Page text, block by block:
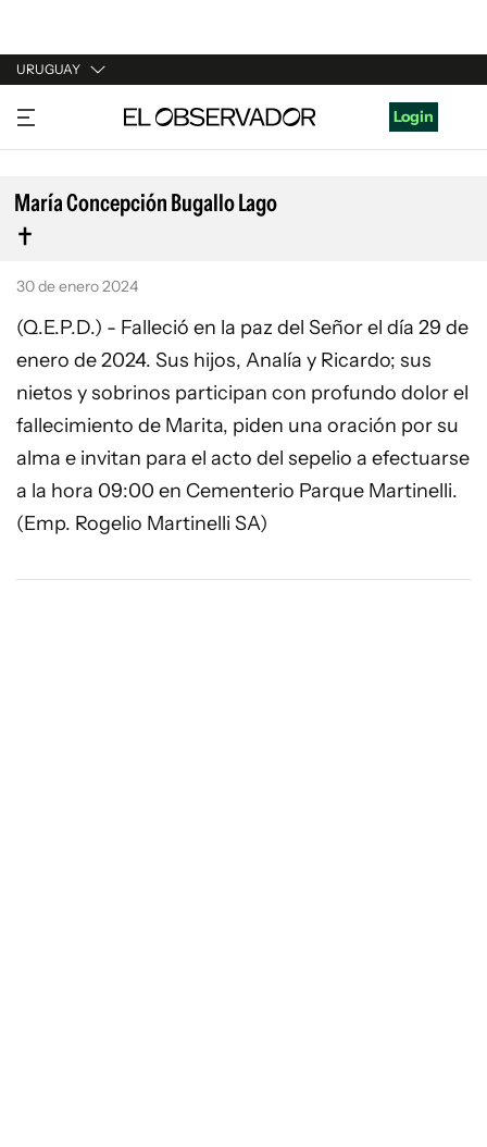
URUGUAY
URUGUAY
ARGENTINA
ESPAÑA
ESTADOS UNIDOS
Login
María Concepción Bugallo Lago
30 de enero 2024
(Q.E.P.D.) - Falleció en la paz del Señor el día 29 de
enero de 2024. Sus hijos, Analía y Ricardo; sus
nietos y sobrinos participan con profundo dolor el
fallecimiento de Marita, piden una oración por su
alma e invitan para el acto del sepelio a efectuarse
a la hora 09:00 en Cementerio Parque Martinelli.
(Emp. Rogelio Martinelli SA)